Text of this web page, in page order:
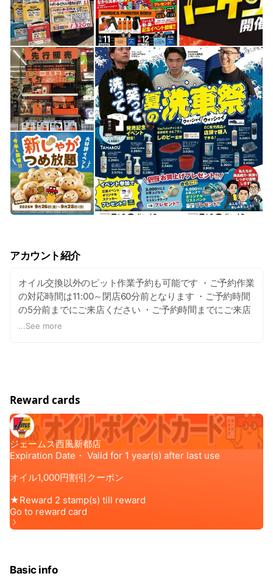
アカウント紹介
オイル交換以外のピット作業予約も可能です ・ご予約作業
の対応時間は11:00～閉店60分前となります ・ご予約時間
の5分前までにご来店ください ・ご予約時間までにご来店
いただけない場合は、作業に入るまでに待ち時間を頂く場
...See more
Reward cards
Basic info